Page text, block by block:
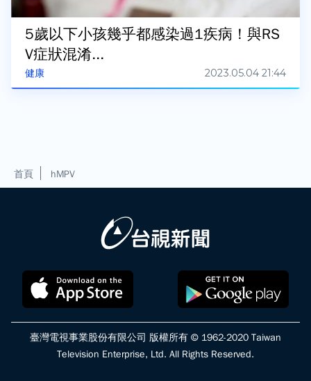
健康
5歲以下小孩幾乎都感染過1疾病！與RS
V症狀混淆...
2023.05.04 21:44
首頁 hMPV
臺灣電視事業股份有限公司 版權所有 © 1962-2020 Taiwan
Television Enterprise, Ltd. All Rights Reserved.